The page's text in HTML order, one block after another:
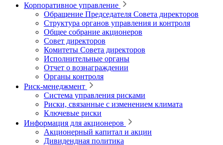
Корпоративное управление
Обращение Председателя Совета директоров
Структура органов управления и контроля
Общее собрание акционеров
Совет директоров
Комитеты Совета директоров
Исполнительные органы
Отчет о вознаграждении
Органы контроля
Риск-менеджмент
Система управления рисками
Риски, связанные с изменением климата
Ключевые риски
Информация для акционеров
Акционерный капитал и акции
Дивидендная политика